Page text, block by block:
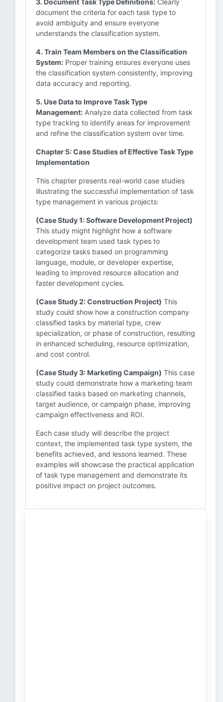
3. Document Task Type Definitions: Clearly
document the criteria for each task type to
avoid ambiguity and ensure everyone
understands the classification system.
4. Train Team Members on the Classification
System: Proper training ensures everyone uses
the classification system consistently, improving
data accuracy and reporting.
5. Use Data to Improve Task Type
Management: Analyze data collected from task
type tracking to identify areas for improvement
and refine the classification system over time.
Chapter 5: Case Studies of Effective Task Type
Implementation
This chapter presents real-world case studies
illustrating the successful implementation of task
type management in various projects:
(Case Study 1: Software Development Project)
This study might highlight how a software
development team used task types to
categorize tasks based on programming
language, module, or developer expertise,
leading to improved resource allocation and
faster development cycles.
(Case Study 2: Construction Project) This
study could show how a construction company
classified tasks by material type, crew
specialization, or phase of construction, resulting
in enhanced scheduling, resource optimization,
and cost control.
(Case Study 3: Marketing Campaign) This case
study could demonstrate how a marketing team
classified tasks based on marketing channels,
target audience, or campaign phase, improving
campaign effectiveness and ROI.
Each case study will describe the project
context, the implemented task type system, the
benefits achieved, and lessons learned. These
examples will showcase the practical application
of task type management and demonstrate its
positive impact on project outcomes.